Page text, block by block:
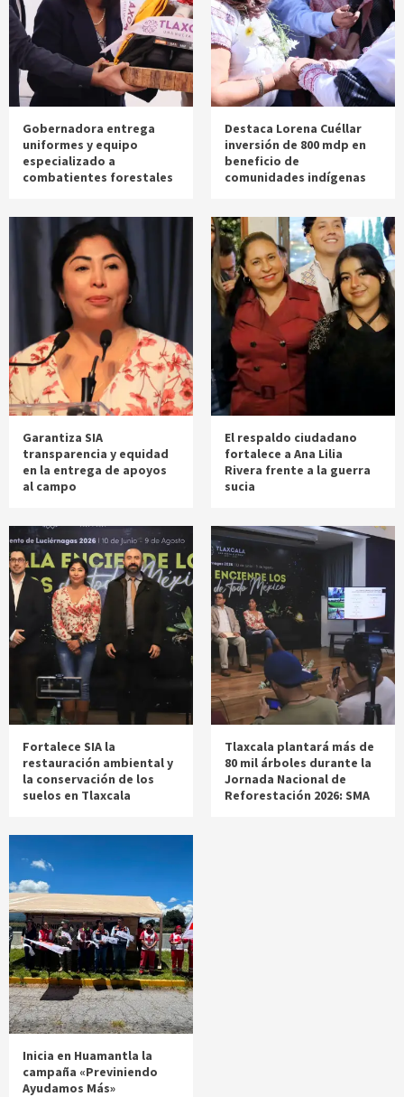
Gobernadora entrega
uniformes y equipo
especializado a
combatientes forestales
Destaca Lorena Cuéllar
inversión de 800 mdp en
beneficio de
comunidades indígenas
Garantiza SIA
transparencia y equidad
en la entrega de apoyos
al campo
El respaldo ciudadano
fortalece a Ana Lilia
Rivera frente a la guerra
sucia
Fortalece SIA la
restauración ambiental y
la conservación de los
suelos en Tlaxcala
Tlaxcala plantará más de
80 mil árboles durante la
Jornada Nacional de
Reforestación 2026: SMA
Inicia en Huamantla la
campaña «Previniendo
Ayudamos Más»